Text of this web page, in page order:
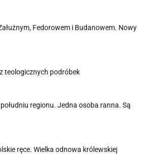
Fedorowem i Budanowem. Nowy
teologicznych podróbek
regionu. Jedna osoba ranna. Są
ręce. Wielka odnowa królewskiej